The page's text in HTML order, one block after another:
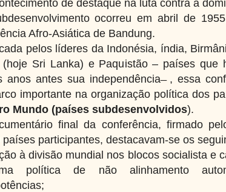
de destaque na luta contra a
ocorreu em abril de
Afro-Asiática de Bandung.
pelos líderes da Indonésia, índia,
(hoje Sri Lanka) e Paquistão – países que
anos antes sua independência ̶ , essa
importante na organização política dos
Mundo (países subdesenvolvidos).
final da conferência, firmado
países participantes, destacavam-se os
à divisão mundial nos blocos socialista e
política de não alinhamento